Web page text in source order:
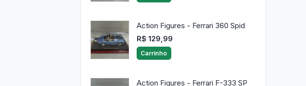
Action Figures - Ferrari 360 Spid
R$ 129,99
Carrinho
Action Figures - Ferrari F-333 SP